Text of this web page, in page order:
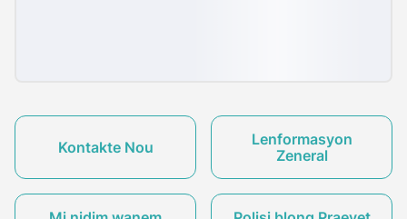
Kontakte Nou
Lenformasyon
Zeneral